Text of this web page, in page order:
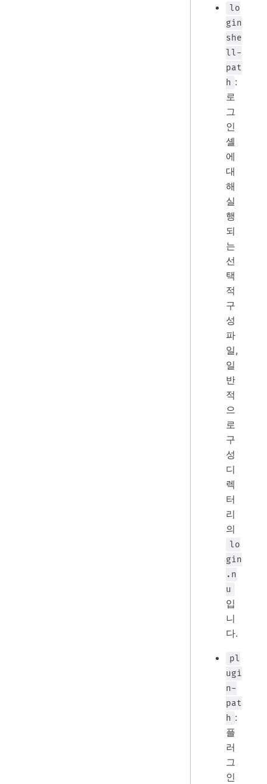
lo
gin
she
ll-
pat
h :
로
그
인
셸
에
대
해
실
행
되
는
선
택
적
구
성
파
일,
일
반
적
으
로
구
성
디
렉
터
리
의
lo
gin
.n
u
입
니
다.
pl
ugi
n-
pat
h :
플
러
그
인